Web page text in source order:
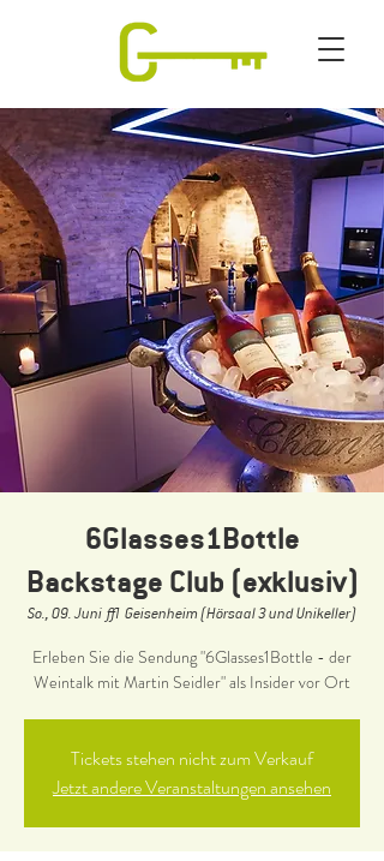
6Glasses1Bottle
Backstage Club (exklusiv)
So., 09. Juni
  |
Geisenheim (Hörsaal 3 und Unikeller)
Erleben Sie die Sendung "6Glasses1Bottle - der
Weintalk mit Martin Seidler" als Insider vor Ort
Tickets stehen nicht zum Verkauf
Jetzt andere Veranstaltungen ansehen